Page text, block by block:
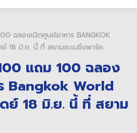
ฉลองเปิดศูนย์อาหาร BANGKOK
18 มิ.ย. นี้ ที่ สยามอะเมซิ่งพาร์ค
แถม 100 ฉลอง
Bangkok World
ย์ 18 มิ.ย. นี้ ที่ สยาม